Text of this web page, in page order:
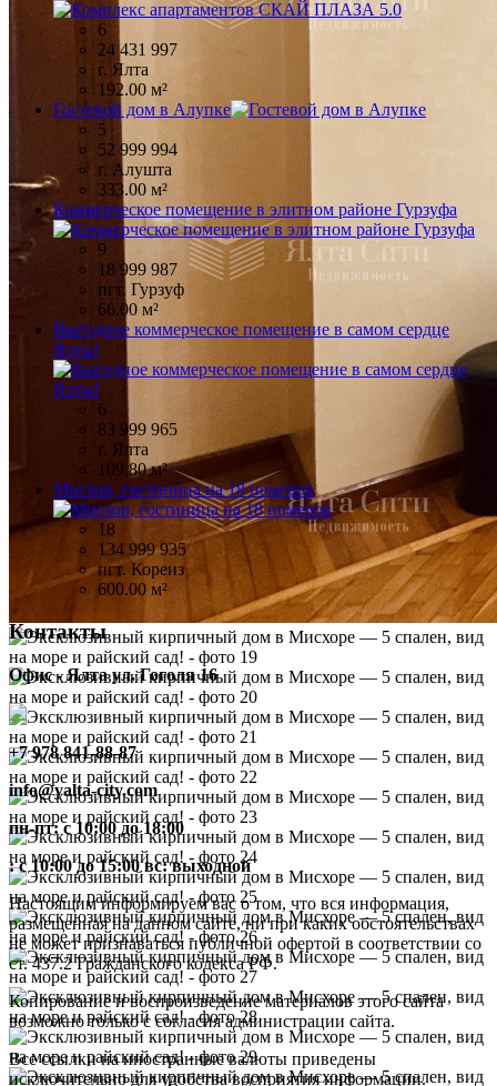
6
24 431 997
г. Ялта
192.00 м²
Гостевой дом в Алупке
5
52 999 994
г. Алушта
333.00 м²
Коммерческое помещение в элитном районе Гурзуфа
9
18 999 987
пгт. Гурзуф
66.00 м²
Выгодное коммерческое помещение в самом сердце
Ялты!
6
83 999 965
г. Ялта
109.80 м²
Мисхор, гостиница на 18 номеров
18
134 999 935
пгт. Кореиз
600.00 м²
Контакты
Офис - Ялта ул. Гоголя 16
+7 978 841-88-87
info@yalta-city.com
пн-пт: с 10:00 до 18:00
: с 10:00 до 15:00 вс: выходной
Настоящим информируем вас о том, что вся информация,
размещенная на данном сайте, ни при каких обстоятельствах
не может признаваться публичной офертой в соответствии со
ст. 437.2 Гражданского кодекса РФ.
Копирование и воспроизведение материалов этого сайта
возможно только с согласия администрации сайта.
Все ссылки на иностранные валюты приведены
исключительно для удобства восприятия информации.